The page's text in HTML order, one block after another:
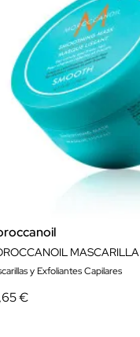
y Exfoliantes Capilares
€